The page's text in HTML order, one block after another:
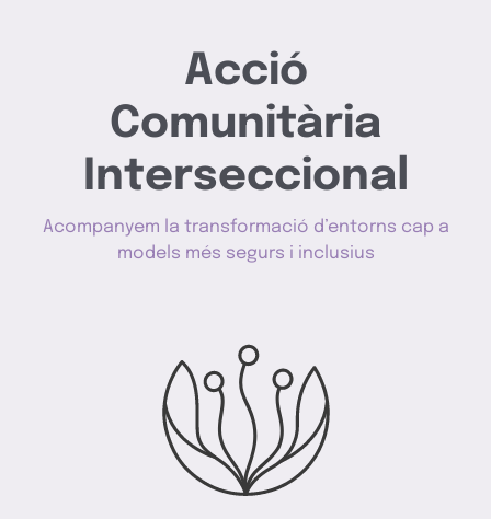
Acció
Comunitària
ntersecciona
Acompanyem la transformació d’entorns cap a
models més segurs i inclusius